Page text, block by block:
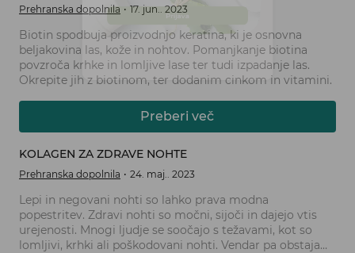
Prehranska dopolnila 17. jun.. 2023
Biotin spodbuja proizvodnjo keratina, ki je osnovna
beljakovina las, kože in nohtov. Pomanjkanje biotina
povzroča krhke in lomljive lase ter tudi izpadanje las.
Okrepite jih z biotinom, ter dodanim cinkom in vitamini.
Preberi več
KOLAGEN ZA ZDRAVE NOHTE
Prehranska dopolnila 24. maj.. 2023
Lepi in negovani nohti so lahko prava modna
popestritev. Zdravi nohti so močni, sijoči in dajejo vtis
urejenosti. Mnogi ljudje se soočajo s težavami, kot so
lomljivi, krhki ali poškodovani nohti. Vendar pa obstaja
Strinjam se s pravilnikom zasebnosti, ki ga najdete
Tukaj
Prijava